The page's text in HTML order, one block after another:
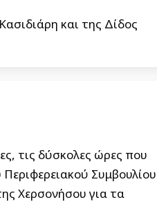
και της Δίδος
τις δύσκολες ώρες που
Χερσονήσου για τα